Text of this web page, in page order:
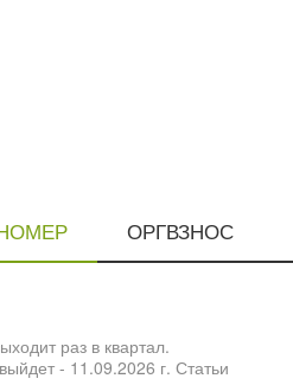
ОРГВЗНОС
раз в квартал.
- 11.09.2026 г. Статьи